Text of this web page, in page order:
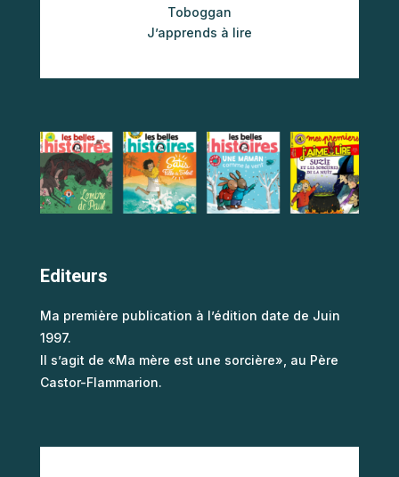
Toboggan
J’apprends à lire
Editeurs
Ma première publication à l’édition date de Juin
1997.
Il s’agit de «Ma mère est une sorcière», au Père
Castor-Flammarion.